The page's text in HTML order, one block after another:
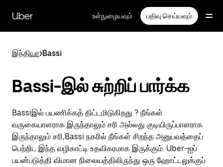
பக்கத்திற்குச்
செல்லவும்
Uber உள்நுழையவும் பதிவு செய்யவும்
இந்தியா>Bassi
Bassi-இல் சுற்றிப் பார்க்க
Bassiஇல் பயணிக்கத் திட்டமிடுகிறது ? நீங்கள்
வருகையாளராக இருந்தாலும் சரி அல்லது குடியிருப்பாளராக
இருந்தாலும் சரி,Bassi நகரில் நீங்கள் சிறந்த அனுபவத்தைப்
பெற்றிட இந்த வழிகாட்டி உதவிகரமாக இருக்கும். Uber-ஐப்
பயன்படுத்தி விமான நிலையத்திலிருந்து ஒரு ஹோட்டலுக்குப்